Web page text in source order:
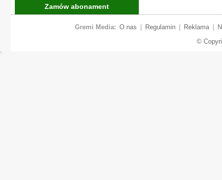
Zamów abonament
Gremi Media: O nas Regulamin Reklama
©